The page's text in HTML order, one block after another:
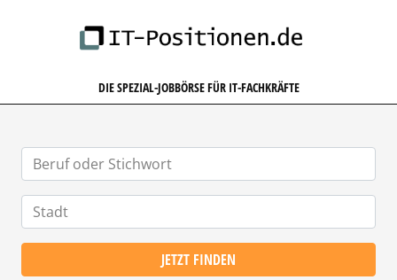
DIE SPEZIAL-JOBBÖRSE FÜR IT-FACHKRÄFTE
JETZT FINDEN